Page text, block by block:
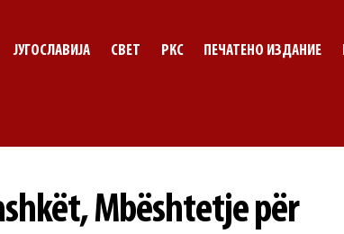
ЈУГОСЛАВИЈА СВЕТ РКС ПЕЧАТЕНО ИЗДАНИЕ
Mbështetje për